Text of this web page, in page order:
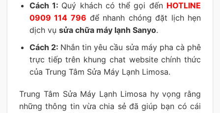
Cách 1: Quý khách có thể gọi đến HOTLINE
0909 114 796 để nhanh chóng đặt lịch hẹn
dịch vụ sửa chữa máy lạnh Sanyo.
Cách 2: Nhắn tin yêu cầu sửa máy pha cà phê
trực tiếp trên khung chat website chính thức
của Trung Tâm Sửa Máy Lạnh Limosa.
Trung Tâm Sửa Máy Lạnh Limosa hy vọng rằng
những thông tin vừa chia sẻ đã giúp bạn có cái